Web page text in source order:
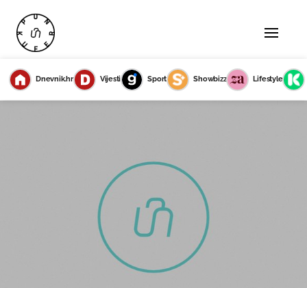
Dnevnik.hr Vijesti Sport Showbizz Lifestyle